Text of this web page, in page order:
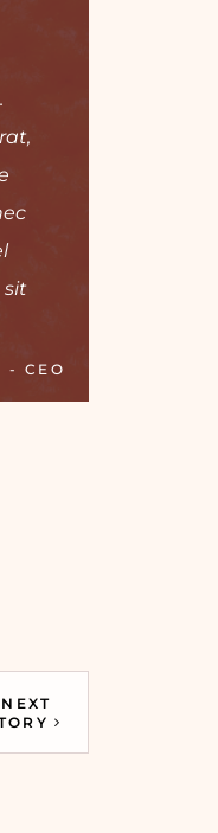
sit
- CEO
NEXT